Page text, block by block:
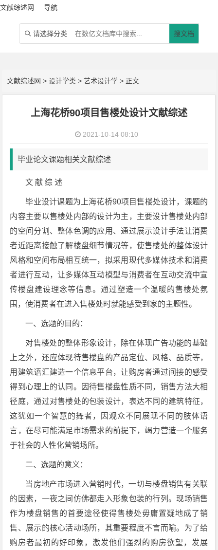
文献综述网 导航
 请选择分类 搜文档
文献综述网 >设计学类 >艺术设计学 > 正文
上海花桥90项目售楼处设计文献综述
2021-10-14 08:10
毕业论文课题相关文献综述
文 献 综 述
毕业设计课题为上海花桥90项目售楼处设计，课题的
内容主要以售楼处内部的设计为主，主要设计售楼处内部
的空间分割、整体色调的应用、通过展示设计手法让消费
者近距离接触了解楼盘细节情况等，使售楼处的整体设计
风格和空间布局相互统一，拟采用现代多媒体技术和消费
者进行互动，让多媒体互动模型与消费者在互动交流中宣
传楼盘建设理念等信息。通过塑造一个温暖的售楼处氛
围，使消费者在进入售楼处时就能感受到家的主题性。
一、选题的目的：
对售楼处的整体形象设计，除在体现广告功能的基础
上之外，还应体现待售楼盘的产品定位、风格、品质等，
用建筑语汇建造一个信息平台，让购房者通过间接的感受
得到心理上的认同。因待售楼盘性质不同，销售方法大相
径庭，通过对售楼处的包装设计，表达不同的建筑特征，
这犹如一个智慧的舞者，因观众不同展现不同的肢体语
言，在尽可能满足市场需求的前提下，竭力营造一个服务
于社会的人性化营销场所。
二、选题的意义：
当房地产市场进入营销时代，一切与楼盘销售有关联
的因素，一夜之间仿佛都走入形象包装的行列。现场销售
作为楼盘销售的首要途径使得售楼处毋庸置疑地成了销
售、展示的核心活动场所，其重要程度不言而喻。为了给
购房者最初的好印象，激发他们强烈的购房欲望，发展